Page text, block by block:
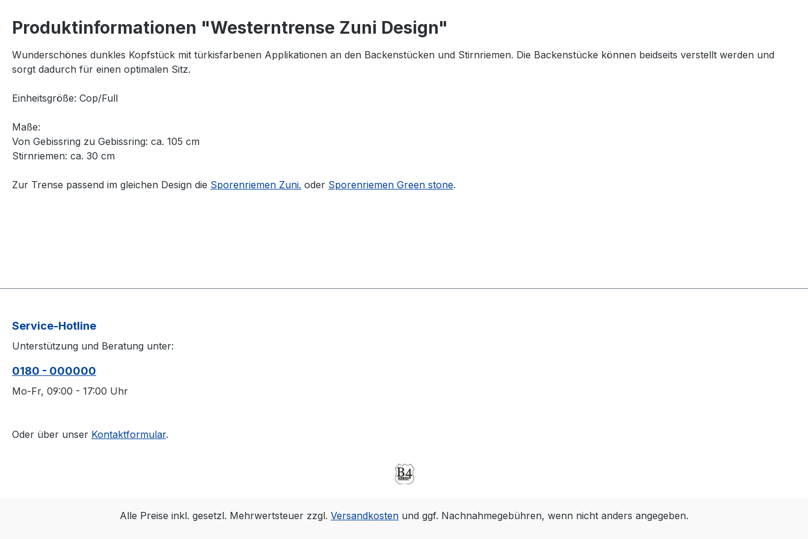
Produktinformationen "Westerntrense Zuni Design"
Wunderschönes dunkles Kopfstück mit türkisfarbenen Applikationen an den Backenstücken und Stirnriemen. Die Backenstücke können beidseits verstellt werden und
sorgt dadurch für einen optimalen Sitz.
Einheitsgröße: Cop/Full
Maße:
Von Gebissring zu Gebissring: ca. 105 cm
Stirnriemen: ca. 30 cm
Zur Trense passend im gleichen Design die Sporenriemen Zuni. oder Sporenriemen Green stone.
Service-Hotline
Unterstützung und Beratung unter:
0180 - 000000
Mo-Fr, 09:00 - 17:00 Uhr
Oder über unser Kontaktformular.
Alle Preise inkl. gesetzl. Mehrwertsteuer zzgl. Versandkosten und ggf. Nachnahmegebühren, wenn nicht anders angegeben.